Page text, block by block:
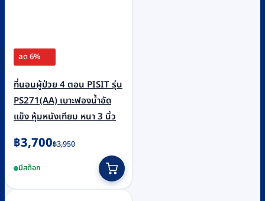
ลด 6%
ที่นอนผู้ป่วย 4 ตอน PISIT รุ่น
PS271(AA) เบาะฟองน้ำอัด
แข็ง หุ้มหนังเทียม หนา 3 นิ้ว
฿3,950
Original
was:
฿3,950.
฿3,700
Current
is:
฿3,700.
มีสต็อก